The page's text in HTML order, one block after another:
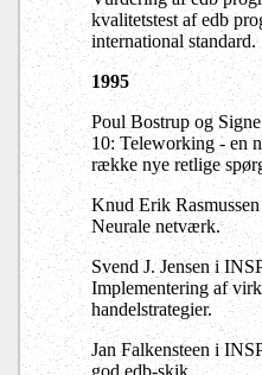
kvalitetstest af edb
international standard.
1995
Poul Bostrup og
10: Teleworking - en
række nye retlige
Knud Erik
Neurale netværk.
Svend J. Jensen i
Implementering af
handelstrategier.
Jan Falkensteen i
god edb-skik.